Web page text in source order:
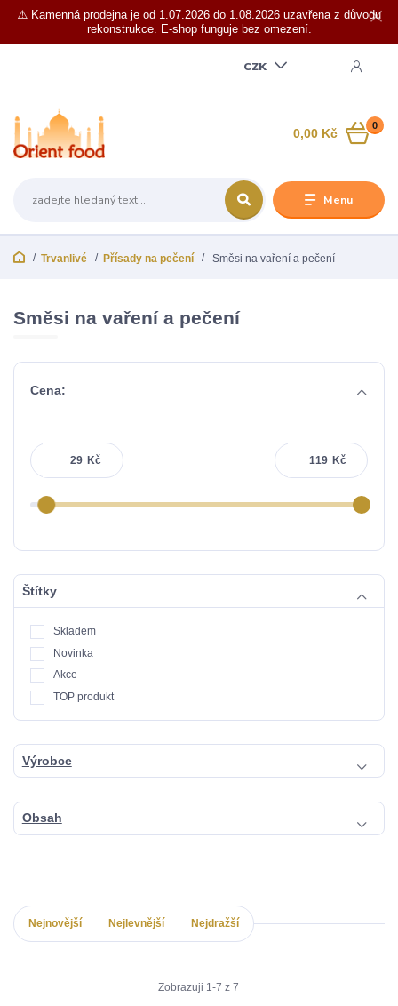
⚠️ Kamenná prodejna je od 1.07.2026 do 1.08.2026 uzavřena z důvodu
rekonstrukce. E-shop funguje bez omezení.
Menu
CZK
0
0,00 Kč
Trvanlivé Přísady na pečení Směsi na vaření a pečení
Směsi na vaření a pečení
Cena:
Kč Kč
Štítky
Skladem
Novinka
Akce
TOP produkt
Výrobce
Obsah
Nejnovější Nejlevnější Nejdražší
Zobrazuji 1-7 z 7